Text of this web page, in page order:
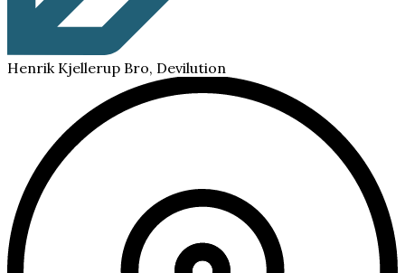
Henrik Kjellerup Bro, Devilution